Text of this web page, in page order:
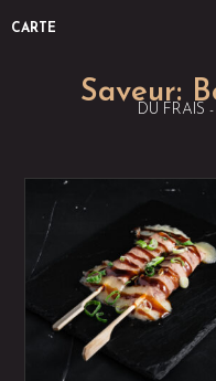
CARTE
Saveur:
DU FRAIS